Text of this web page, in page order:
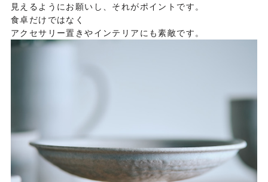
見えるようにお願いし、それがポイントです。
食卓だけではなく
アクセサリー置きやインテリアにも素敵です。